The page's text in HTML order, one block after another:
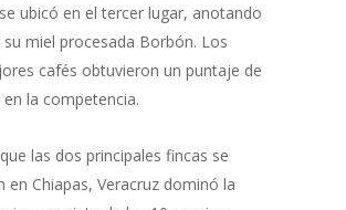
ubicó en el tercer lugar, anotando
su miel procesada Borbón. Los
cafés obtuvieron un puntaje de
la competencia.
las dos principales fincas se
en Chiapas, Veracruz dominó la